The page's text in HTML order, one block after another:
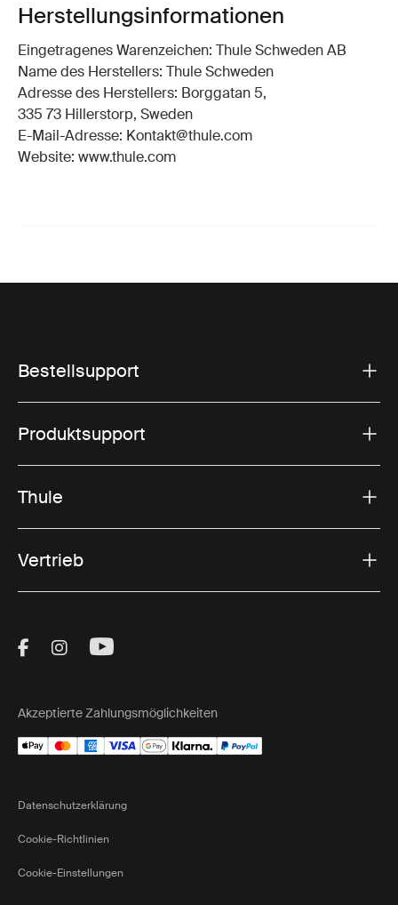
Herstellungsinformationen
Eingetragenes Warenzeichen: Thule Schweden AB
Name des Herstellers: Thule Schweden
Adresse des Herstellers: Borggatan 5,
335 73 Hillerstorp, Sweden
E-Mail-Adresse: Kontakt@thule.com
Website: www.thule.com
Bestellsupport
Produktsupport
Thule
Vertrieb
Visit Thule on Facebook (external link)
Visit Thule on Instagram (external link)
Visit Thule on Youtube (external
Akzeptierte Zahlungsmöglichkeiten
Datenschutzerklärung
Cookie-Richtlinien
Cookie-Einstellungen